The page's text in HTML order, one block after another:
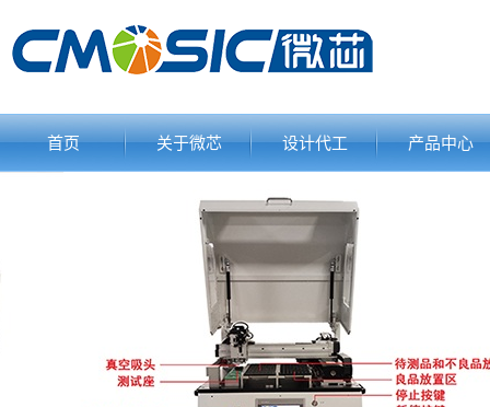
首页 关于微芯 设计代工 产品中心